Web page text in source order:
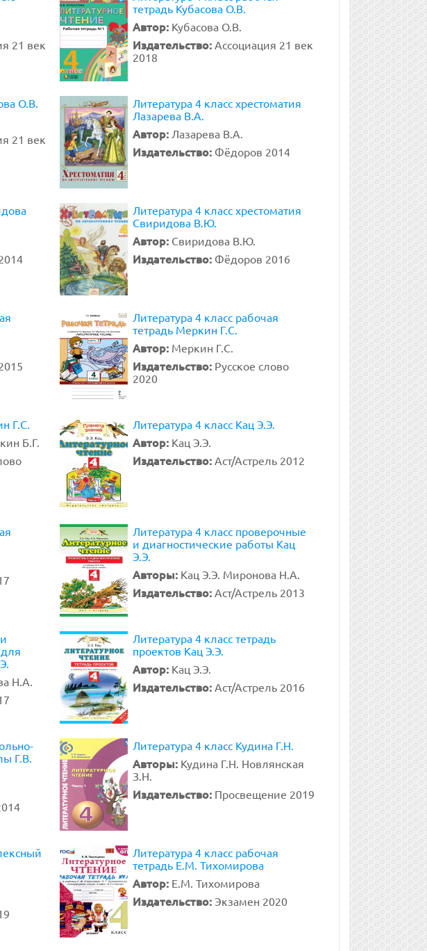
21 век
тетрадь Кубасова О.В.
Автор: Кубасова О.В.
Издательство: Ассоциация 21 век
2018
О.В.
21 век
Литература 4 класс хрестоматия
Лазарева В.А.
Автор: Лазарева В.А.
Издательство: Фёдоров 2014
Литература 4 класс хрестоматия
Свиридова В.Ю.
Автор: Свиридова В.Ю.
Издательство: Фёдоров 2016
Литература 4 класс рабочая
тетрадь Меркин Г.С.
Автор: Меркин Г.С.
Издательство: Русское слово
2020
Г.С.
Б.Г.
Литература 4 класс Кац Э.Э.
Автор: Кац Э.Э.
Издательство: Аст/Астрель 2012
Литература 4 класс проверочные
и диагностические работы Кац
Э.Э.
Авторы: Кац Э.Э. Миронова Н.А.
Издательство: Аст/Астрель 2013
Н.А.
Литература 4 класс тетрадь
проектов Кац Э.Э.
Автор: Кац Э.Э.
Издательство: Аст/Астрель 2016
Г.В.
Литература 4 класс Кудина Г.Н.
Авторы: Кудина Г.Н. Новлянская
З.Н.
Издательство: Просвещение 2019
Литература 4 класс рабочая
тетрадь Е.М. Тихомирова
Автор: Е.М. Тихомирова
Издательство: Экзамен 2020